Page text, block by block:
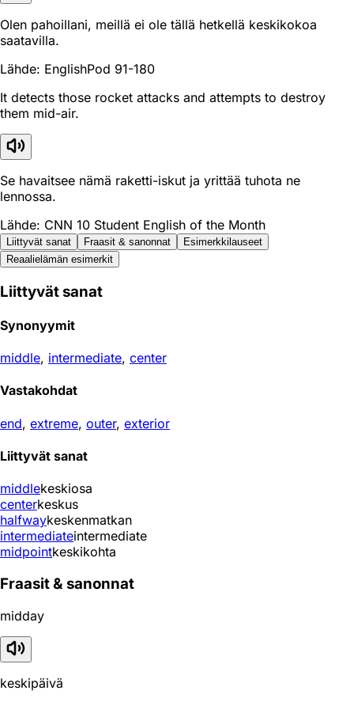
Olen pahoillani, meillä ei ole tällä hetkellä keskikokoa
saatavilla.
Lähde: EnglishPod 91-180
It detects those rocket attacks and attempts to destroy
them mid-air.
Se havaitsee nämä raketti-iskut ja yrittää tuhota ne
lennossa.
Lähde: CNN 10 Student English of the Month
Liittyvät sanat Fraasit & sanonnat
Esimerkkilauseet
Reaali­elämän esimerkit
Liittyvät sanat
Synonyymit
middle, intermediate, center
Vastakohdat
end, extreme, outer, exterior
Liittyvät sanat
middlekeskiosa
centerkeskus
halfwaykeskenmatkan
intermediateintermediate
midpointkeskikohta
Fraasit & sanonnat
midday
keskipäivä